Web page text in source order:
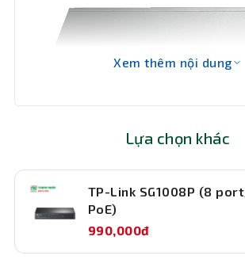
Xem thêm nội dung
Lựa chọn khác
TP-Link SG1008P (8
PoE)
990,000đ